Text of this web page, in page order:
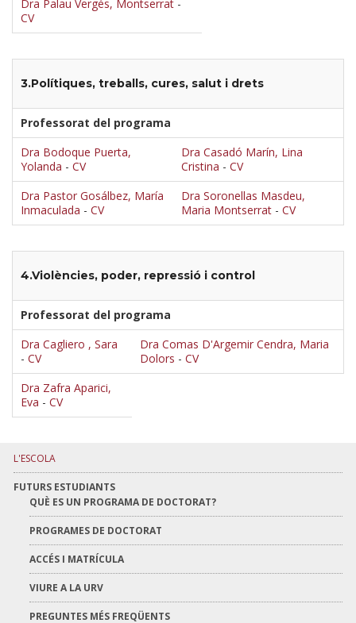
Dra Palau Vergés, Montserrat -
CV
3.Polítiques, treballs, cures, salut i drets
Professorat del programa
Dra Bodoque Puerta,
Yolanda - CV
Dra Casadó Marín, Lina
Cristina - CV
Dra Pastor Gosálbez, María
Inmaculada - CV
Dra Soronellas Masdeu,
Maria Montserrat - CV
4.Violències, poder, repressió i control
Professorat del programa
Dra Cagliero , Sara
- CV
Dra Comas D'Argemir Cendra, Maria
Dolors - CV
Dra Zafra Aparici,
Eva - CV
L'ESCOLA
FUTURS ESTUDIANTS
QUÈ ES UN PROGRAMA DE DOCTORAT?
PROGRAMES DE DOCTORAT
ACCÉS I MATRÍCULA
VIURE A LA URV
PREGUNTES MÉS FREQÜENTS